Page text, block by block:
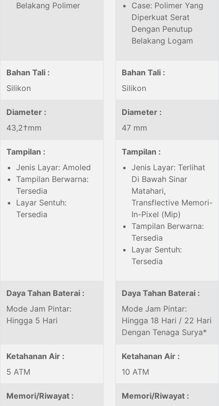
Belakang Polimer
Case: Polimer Yang
Diperkuat Serat
Dengan Penutup
Belakang Logam
Bahan Tali :
Silikon
Bahan Tali :
Silikon
Diameter :
43,2†mm
Diameter :
47 mm
Tampilan :
Jenis Layar: Amoled
Tampilan Berwarna:
Tersedia
Layar Sentuh:
Tersedia
Tampilan :
Jenis Layar: Terlihat
Di Bawah Sinar
Matahari,
Transflective Memori-
In-Pixel (Mip)
Tampilan Berwarna:
Tersedia
Layar Sentuh:
Tersedia
Daya Tahan Baterai :
Mode Jam Pintar:
Hingga 5 Hari
Daya Tahan Baterai :
Mode Jam Pintar:
Hingga 18 Hari / 22 Hari
Dengan Tenaga Surya*
Ketahanan Air :
5 ATM
Ketahanan Air :
10 ATM
Memori/Riwayat :
Memori/Riwayat :